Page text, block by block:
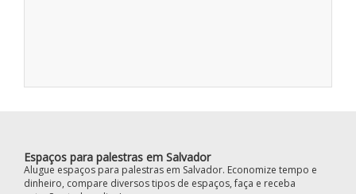
Espaços para palestras em Salvador
Alugue espaços para palestras em Salvador. Economize tempo e
dinheiro, compare diversos tipos de espaços, faça e receba